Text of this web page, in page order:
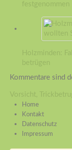
festgenommen
Holzminden:
betrügen
Kommentare sind
Vorsicht,
Home
Kontakt
Datenschutz
Impressum